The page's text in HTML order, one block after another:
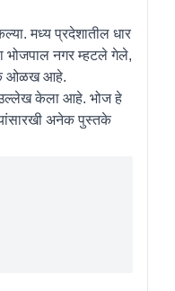
मध्य प्रदेशातील धार
भोजपाल नगर म्हटले गेले,
ओळख आहे.
उल्लेख केला आहे. भोज हे
यांसारखी अनेक पुस्तके